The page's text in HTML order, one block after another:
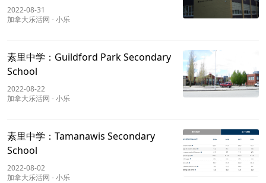
2022-08-31
加拿大乐活网 -小乐
素里中学：Guildford Park Secondary
School
2022-08-22
加拿大乐活网 -小乐
素里中学：Tamanawis Secondary
School
2022-08-02
加拿大乐活网 -小乐